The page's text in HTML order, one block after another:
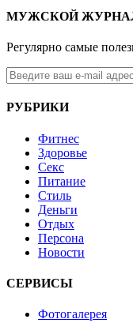
МУЖСКОЙ ЖУРНАЛ
Регулярно самые
РУБРИКИ
Фитнес
Здоровье
Секс
Питание
Стиль
Деньги
Отдых
Персона
Новости
СЕРВИСЫ
Фотогалерея